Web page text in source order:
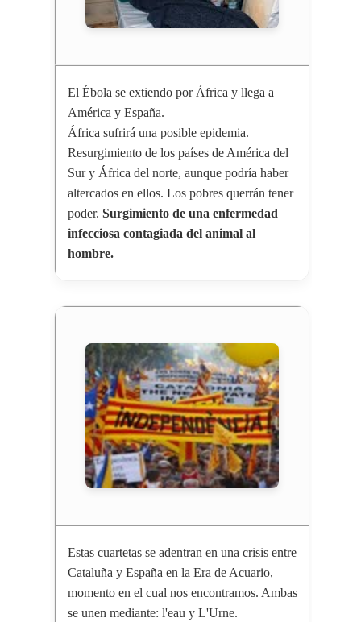
El Ébola se extiendo por África y llega a
América y España.
África sufrirá una posible epidemia.
Resurgimiento de los países de América del
Sur y África del norte, aunque podría haber
altercados en ellos. Los pobres querrán tener
poder. Surgimiento de una enfermedad
infecciosa contagiada del animal al
hombre.
Estas cuartetas se adentran en una crisis entre
Cataluña y España en la Era de Acuario,
momento en el cual nos encontramos. Ambas
se unen mediante: l'eau y L'Urne.